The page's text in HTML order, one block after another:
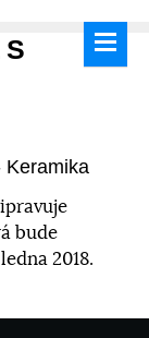
Keramika
bude
2018.